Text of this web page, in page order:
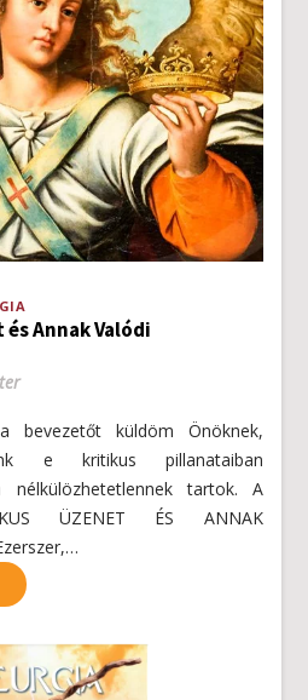
Annak Valódi
bevezetőt küldöm Önöknek,
e kritikus pillanataiban
nélkülözhetetlennek tartok. A
ÜZENET ÉS ANNAK